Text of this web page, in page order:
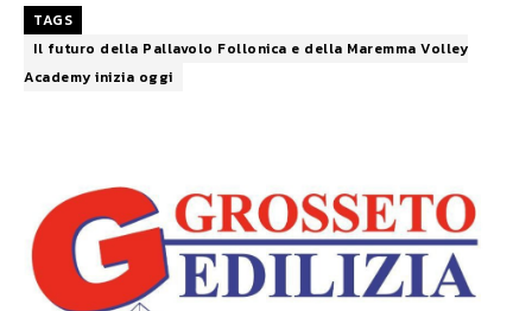
TAGS
Il futuro della Pallavolo Follonica e della Maremma Volley
Academy inizia oggi